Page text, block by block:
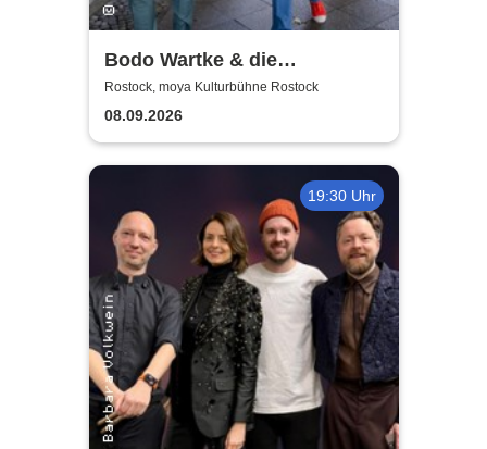
Bodo Wartke & die
SchönenGutenA-Band - In
guter Begleitung
Rostock, moya Kulturbühne Rostock
08.09.2026
19:30 Uhr